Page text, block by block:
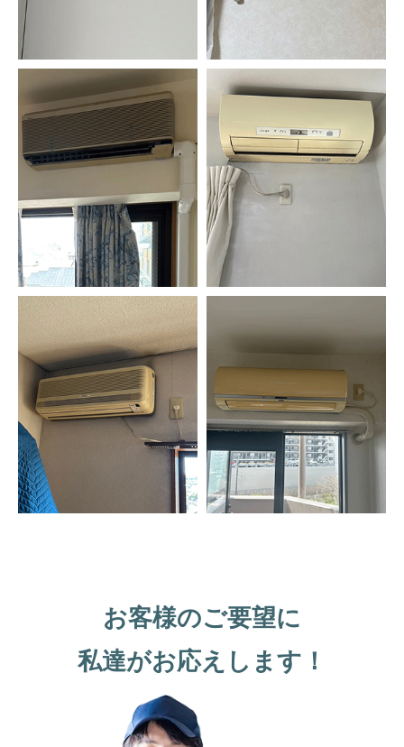
お客様のご要望に
私達がお応えします！